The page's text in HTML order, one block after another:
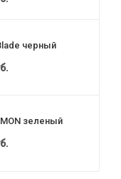
черный
зеленый